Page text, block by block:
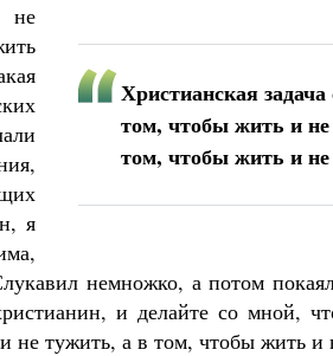
Христианская задача
том, чтобы жить и
том, чтобы жить и
не
я
немножко, а потом
и делайте со мной,
не тужить, а в том, чтобы жить и